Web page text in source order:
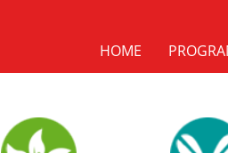
HOME